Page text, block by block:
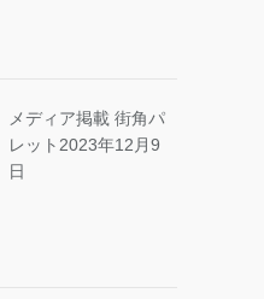
メディア掲載 街角パ
レット 2023年12月9
日